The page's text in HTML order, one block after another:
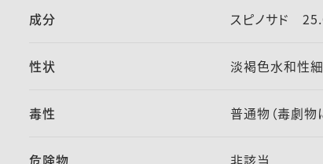
成分 スピノサド
性状 淡褐色水和性
毒性 普通物（毒劇物
危険物 非該当